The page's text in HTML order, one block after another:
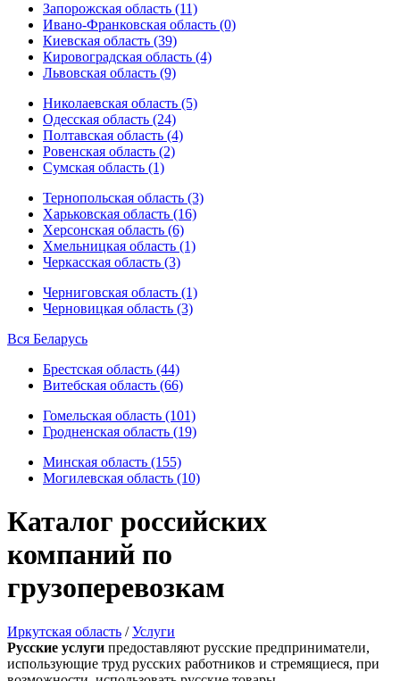
Запорожская область (11)
Ивано-Франковская область (0)
Киевская область (39)
Кировоградская область (4)
Львовская область (9)
Николаевская область (5)
Одесская область (24)
Полтавская область (4)
Ровенская область (2)
Сумская область (1)
Тернопольская область (3)
Харьковская область (16)
Херсонская область (6)
Хмельницкая область (1)
Черкасская область (3)
Черниговская область (1)
Черновицкая область (3)
Вся Беларусь
Брестская область (44)
Витебская область (66)
Гомельская область (101)
Гродненская область (19)
Минская область (155)
Могилевская область (10)
Каталог российских
компаний по
грузоперевозкам
Иркутская область /Услуги
Русские услуги предоставляют русские предприниматели,
использующие труд русских работников и стремящиеся, при